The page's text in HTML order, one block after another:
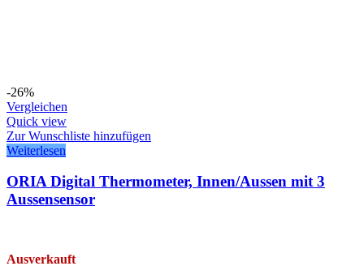
-26%
Vergleichen
Quick view
Zur Wunschliste hinzufügen
Weiterlesen
ORIA Digital Thermometer, Innen/Aussen mit 3
Aussensensor
Ausverkauft